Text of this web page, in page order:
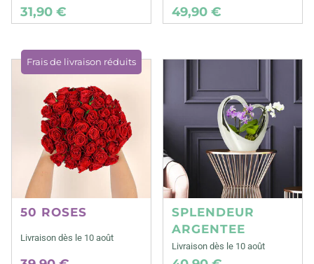
31,90 € 49,90 €
Frais de livraison réduits
50 ROSES
Livraison dès le 10 août
SPLENDEUR
ARGENTEE
Livraison dès le 10 août